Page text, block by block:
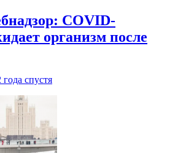
COVID-
организм после
года спустя